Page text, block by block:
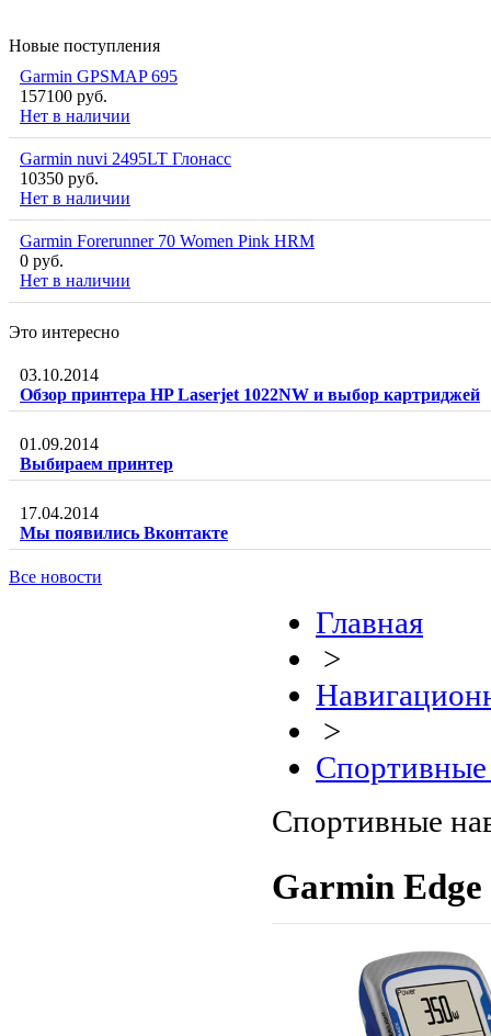
Новые поступления
Garmin GPSMAP 695
157100 руб.
Нет в наличии
Garmin nuvi 2495LT Глонасс
10350 руб.
Нет в наличии
Garmin Forerunner 70 Women Pink HRM
0 руб.
Нет в наличии
Это интересно
03.10.2014
Обзор принтера HP Laserjet 1022NW и выбор картриджей
01.09.2014
Выбираем принтер
17.04.2014
Мы появились Вконтакте
Все новости
Главная
>
>
Спортивные
Спортивные
Garmin Edge